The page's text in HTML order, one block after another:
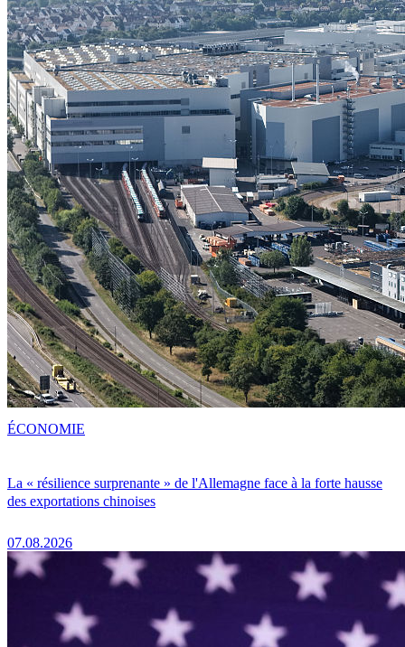
La « résilience surprenante » de l'Allemagne face à la forte hausse
des exportations chinoises
07.08.2026
ÉCONOMIE